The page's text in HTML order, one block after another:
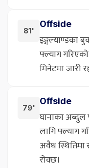
81'
Offside
इङ्गल्याण्डका
फ्ल्याग
मिनेटमा जारी
79'
Offside
घानाका
लागि फ्ल्याग
अवैध
रोक्छ।